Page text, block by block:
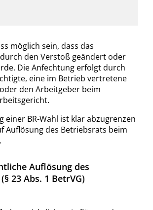
möglich sein, dass das
den Verstoß geändert oder
Die Anfechtung erfolgt durch
eine im Betrieb vertretene
den Arbeitgeber beim
einer BR-Wahl ist klar abzugrenzen
Auflösung des Betriebsrats beim
Auflösung des
23 Abs. 1 BetrVG)